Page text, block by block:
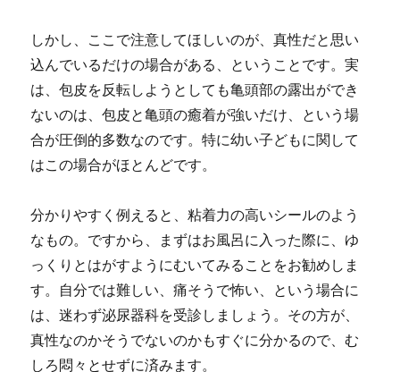
しかし、ここで注意してほしいのが、真性だと思い
込んでいるだけの場合がある、ということです。実
は、包皮を反転しようとしても亀頭部の露出ができ
ないのは、包皮と亀頭の癒着が強いだけ、という場
合が圧倒的多数なのです。特に幼い子どもに関して
はこの場合がほとんどです。
分かりやすく例えると、粘着力の高いシールのよう
なもの。ですから、まずはお風呂に入った際に、ゆ
っくりとはがすようにむいてみることをお勧めしま
す。自分では難しい、痛そうで怖い、という場合に
は、迷わず泌尿器科を受診しましょう。その方が、
真性なのかそうでないのかもすぐに分かるので、む
しろ悶々とせずに済みます。